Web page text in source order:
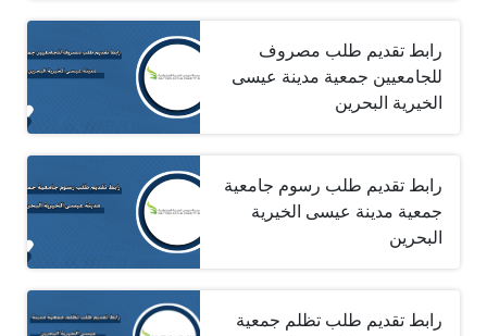
رابط تقديم طلب مصروف
للجامعيين جمعية مدينة عيسى
الخيرية البحرين
رابط تقديم طلب رسوم جامعية
جمعية مدينة عيسى الخيرية
البحرين
رابط تقديم طلب تظلم جمعية